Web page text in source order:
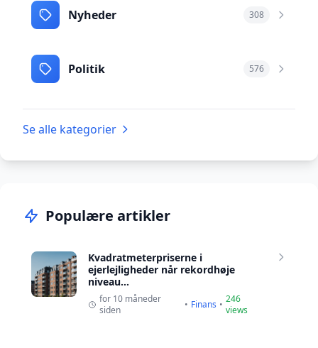
Nyheder 308
Politik 576
Se alle kategorier
Populære artikler
Kvadratmeterpriserne i
ejerlejligheder når rekordhøje
niveau...
for 10 måneder
siden
• Finans • 246
views